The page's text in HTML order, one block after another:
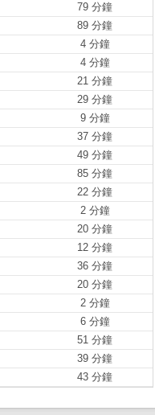
79 分鐘
89 分鐘
4 分鐘
4 分鐘
21 分鐘
29 分鐘
9 分鐘
37 分鐘
49 分鐘
85 分鐘
22 分鐘
2 分鐘
20 分鐘
12 分鐘
36 分鐘
20 分鐘
2 分鐘
6 分鐘
51 分鐘
39 分鐘
43 分鐘